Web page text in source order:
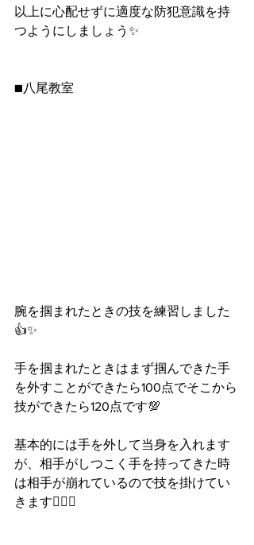
以上に心配せずに適度な防犯意識を持
つようにしましょう✨
■八尾教室
腕を掴まれたときの技を練習しました
👍✨
手を掴まれたときはまず掴んできた手
を外すことができたら100点でそこから
技ができたら120点です💯
基本的には手を外して当身を入れます
が、相手がしつこく手を持ってきた時
は相手が崩れているので技を掛けてい
きます🙆‍♀️✨